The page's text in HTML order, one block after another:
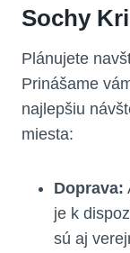
Sochy
Plánujete
Prinášame
najlepšiu
miesta:
Doprava:
je k
sú aj